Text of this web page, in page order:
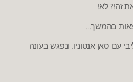
זה!? לא!
בהמשך…
עם סאן אנטוניו. ונפגש בעונה